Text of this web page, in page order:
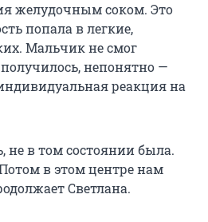
желудочным соком. Это
попала в легкие,
Мальчик не смог
непонятно —
реакция на
не в том состоянии была.
в этом центре нам
Светлана.